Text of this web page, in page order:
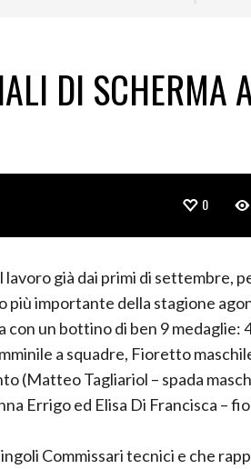
DI SCHERMA
0
già dai primi di settembre,
più importante della stagione
un bottino di ben 9 medaglie:
a squadre, Fioretto
(Matteo Tagliariol – spada
Errigo ed Elisa Di Francisca –
Commissari tecnici e che